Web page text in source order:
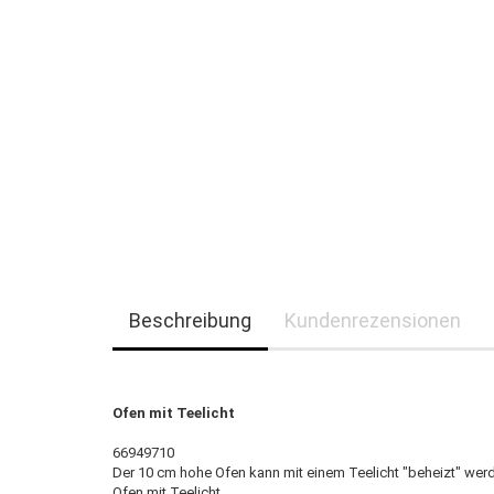
Beschreibung Kundenrezensionen
Ofen mit Teelicht
66949710
Der 10 cm hohe Ofen kann mit einem Teelicht "beheizt"